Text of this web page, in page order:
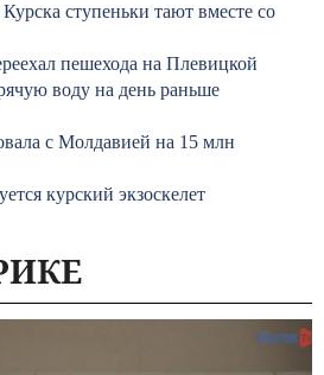
ступеньки тают вместе со
пешехода на Плевицкой
воду на день раньше
с Молдавией на 15 млн
курский экзоскелет